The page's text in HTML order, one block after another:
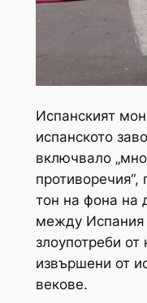
Испанският
испанското
включвало
тон на фона на
между Испания
злоупотреби от
извършени от
векове.